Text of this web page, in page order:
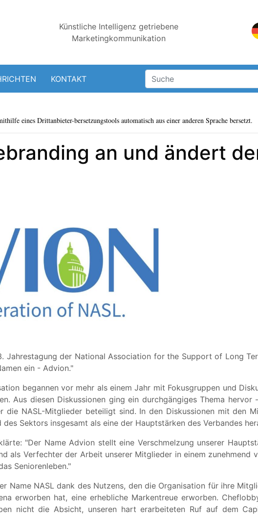
Künstliche Intelligenz getriebene
Marketingkommunikation
KONTAKT
eines Drittanbieter-bersetzungstools automatisch aus einer anderen Sprache bersetzt.
an und ändert
Jahrestagung der National Association for the Support of Long
ein - Advion."
begannen vor mehr als einem Jahr mit Fokusgruppen und
Aus diesen Diskussionen ging ein durchgängiges Thema
NASL-Mitglieder beteiligt sind. In den Diskussionen mit den
Sektors insgesamt als eine der Hauptstärken des Verbandes
"Der Name Advion stellt eine Verschmelzung unserer
als Verfechter der Arbeit unserer Mitglieder in einem zunehmend
Seniorenleben."
Name NASL dank des Nutzens, den die Organisation für ihre
erworben hat, eine erhebliche Markentreue erworben.
nicht die Absicht, unseren hart erarbeiteten Ruf auf dem